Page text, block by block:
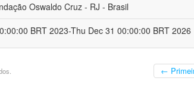
Oswaldo Cruz - RJ - Brasil
BRT 2023-Thu Dec 31 00:00:00 BRT 2026
←